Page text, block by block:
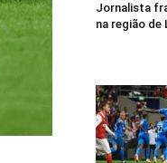
Jornalista
na região de